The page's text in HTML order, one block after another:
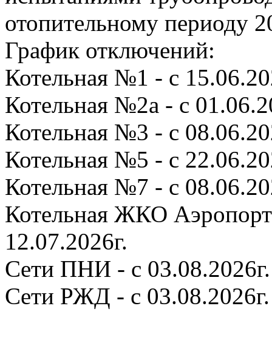
отопительному периоду
График отключений:
Котельная №1 - с
Котельная №2а - с
Котельная №3 - с
Котельная №5 - с
Котельная №7 - с
Котельная ЖКО
12.07.2026г.
Сети ПНИ - с
Сети РЖД - с